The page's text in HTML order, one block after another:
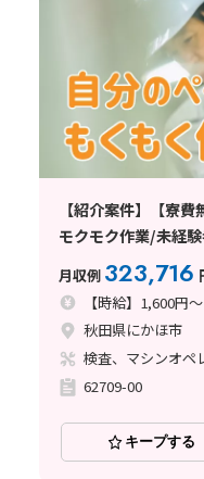
【紹介案件】【寮
モクモク作業/未経
月収例 323,716
【時給】1,600円～
秋田県にかほ市
検査、マシンオペ
62709-00
キープする